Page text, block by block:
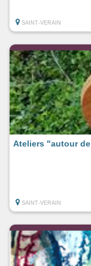
SAINT-VERAIN
Ateliers "autour
SAINT-VERAIN